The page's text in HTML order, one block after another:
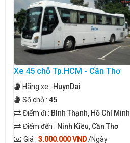
Xe 45 chỗ Tp.HCM - Cần Thơ
Hãng xe : HuynDai
Số chỗ : 45
Điểm đi : Bình Thạnh, Hồ Chí Minh
Điểm đến : Ninh Kiều, Cần Thơ
Giá : 3.000.000 VND/Ngày